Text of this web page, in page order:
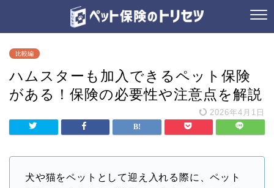
比較編
ハムスターも加入できるペット保険
がある！保険の必要性や注意点を解説
2026年4月1日
犬や猫をペットとして迎え入れる際に、ペット